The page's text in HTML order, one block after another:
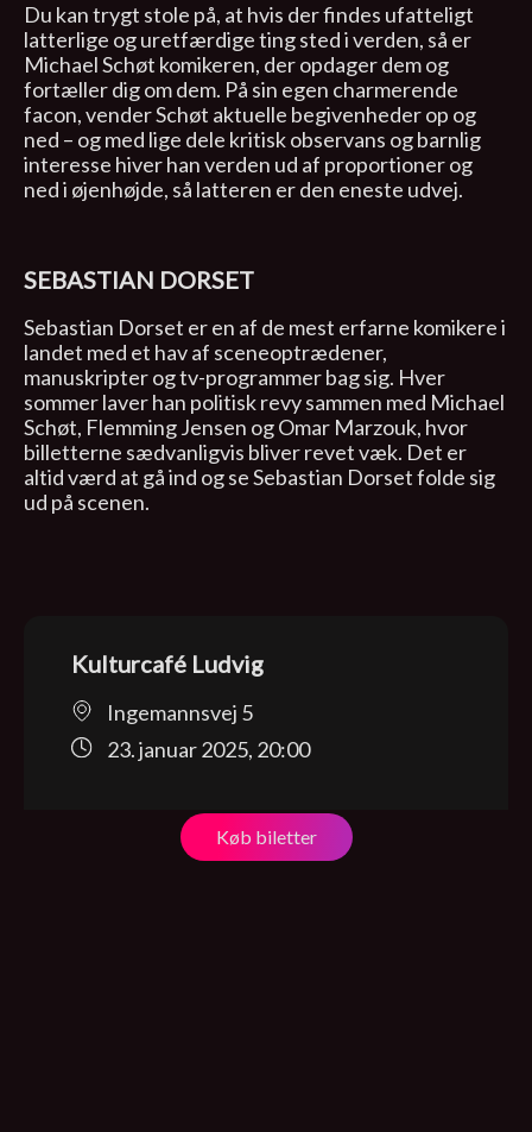
Du kan trygt stole på, at hvis der findes ufatteligt
latterlige og uretfærdige ting sted i verden, så er
Michael Schøt komikeren, der opdager dem og
fortæller dig om dem. På sin egen charmerende
facon, vender Schøt aktuelle begivenheder op og
ned – og med lige dele kritisk observans og barnlig
interesse hiver han verden ud af proportioner og
ned i øjenhøjde, så latteren er den eneste udvej.
SEBASTIAN DORSET
Sebastian Dorset er en af de mest erfarne komikere i
landet med et hav af sceneoptrædener,
manuskripter og tv-programmer bag sig. Hver
sommer laver han politisk revy sammen med Michael
Schøt, Flemming Jensen og Omar Marzouk, hvor
billetterne sædvanligvis bliver revet væk. Det er
altid værd at gå ind og se Sebastian Dorset folde sig
ud på scenen.
Kulturcafé Ludvig
Ingemannsvej 5
23. januar 2025, 20:00
Køb biletter